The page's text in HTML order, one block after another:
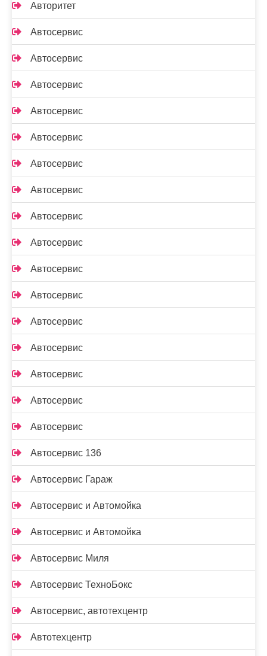
Авторитет
Автосервис
Автосервис
Автосервис
Автосервис
Автосервис
Автосервис
Автосервис
Автосервис
Автосервис
Автосервис
Автосервис
Автосервис
Автосервис
Автосервис
Автосервис
Автосервис
Автосервис 136
Автосервис Гараж
Автосервис и Автомойка
Автосервис и Автомойка
Автосервис Миля
Автосервис ТехноБокс
Автосервис, автотехцентр
Автотехцентр